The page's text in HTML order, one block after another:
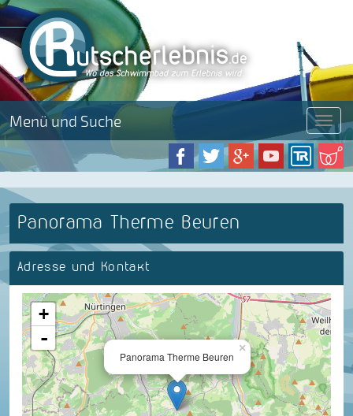
Menü und Suche Menü
Panorama Therme Beuren
Adresse und Kontakt
×
Panorama Therme Beuren
+
-